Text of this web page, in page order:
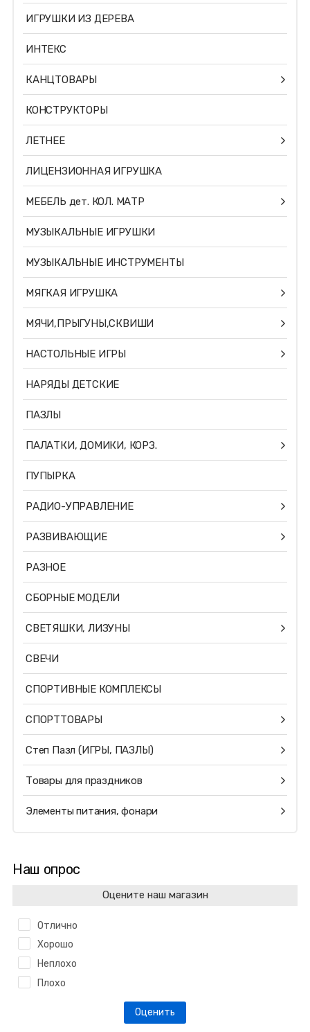
ИГРУШКИ ИЗ ДЕРЕВА
ИНТЕКС
КАНЦТОВАРЫ
КОНСТРУКТОРЫ
ЛЕТНЕЕ
ЛИЦЕНЗИОННАЯ ИГРУШКА
МЕБЕЛЬ дет. КОЛ. МАТР
МУЗЫКАЛЬНЫЕ ИГРУШКИ
МУЗЫКАЛЬНЫЕ ИНСТРУМЕНТЫ
МЯГКАЯ ИГРУШКА
МЯЧИ,ПРЫГУНЫ,СКВИШИ
НАСТОЛЬНЫЕ ИГРЫ
НАРЯДЫ ДЕТСКИЕ
ПАЗЛЫ
ПАЛАТКИ, ДОМИКИ, КОРЗ.
ПУПЫРКА
РАДИО-УПРАВЛЕНИЕ
РАЗВИВАЮЩИЕ
РАЗНОЕ
СБОРНЫЕ МОДЕЛИ
СВЕТЯШКИ, ЛИЗУНЫ
СВЕЧИ
СПОРТИВНЫЕ КОМПЛЕКСЫ
СПОРТТОВАРЫ
Степ Пазл (ИГРЫ, ПАЗЛЫ)
Товары для праздников
Элементы питания, фонари
Наш опрос
Оцените наш магазин
Отлично
Хорошо
Неплохо
Плохо